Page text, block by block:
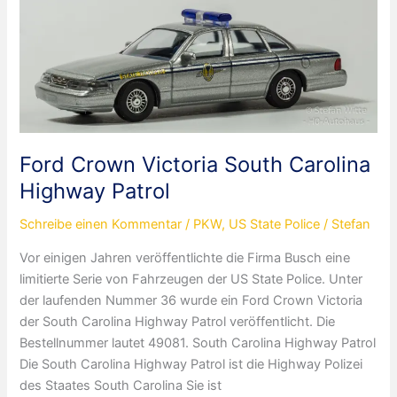
Ford Crown Victoria South Carolina
Highway Patrol
Schreibe einen Kommentar / PKW, US State Police / Stefan
Vor einigen Jahren veröffentlichte die Firma Busch eine
limitierte Serie von Fahrzeugen der US State Police. Unter
der laufenden Nummer 36 wurde ein Ford Crown Victoria
der South Carolina Highway Patrol veröffentlicht. Die
Bestellnummer lautet 49081. South Carolina Highway Patrol
Die South Carolina Highway Patrol ist die Highway Polizei
des Staates South Carolina Sie ist